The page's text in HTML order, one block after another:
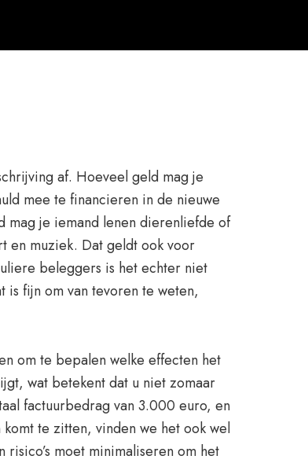
af. Hoeveel geld mag je
mee te financieren in de nieuwe
mag je iemand lenen dierenliefde of
en muziek. Dat geldt ook voor
beleggers is het echter niet
fijn om van tevoren te weten,
om te bepalen welke effecten het
wat betekent dat u niet zomaar
factuurbedrag van 3.000 euro, en
te zitten, vinden we het ook wel
moet minimaliseren om het